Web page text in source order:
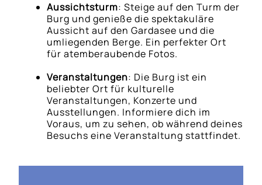
Aussichtsturm: Steige auf den Turm der
Burg und genieße die spektakuläre
Aussicht auf den Gardasee und die
umliegenden Berge. Ein perfekter Ort
für atemberaubende Fotos.
Veranstaltungen: Die Burg ist ein
beliebter Ort für kulturelle
Veranstaltungen, Konzerte und
Ausstellungen. Informiere dich im
Voraus, um zu sehen, ob während deines
Besuchs eine Veranstaltung stattfindet.